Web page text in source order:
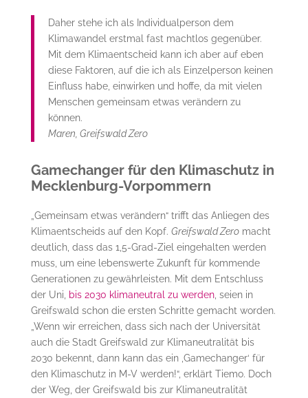
Daher stehe ich als Individualperson dem
Klimawandel erstmal fast machtlos gegenüber.
Mit dem Klimaentscheid kann ich aber auf eben
diese Faktoren, auf die ich als Einzelperson keinen
Einfluss habe, einwirken und hoffe, da mit vielen
Menschen gemeinsam etwas verändern zu
können.
Maren, Greifswald Zero
Gamechanger für den Klimaschutz in
Mecklenburg-Vorpommern
„Gemeinsam etwas verändern“ trifft das Anliegen des
Klimaentscheids auf den Kopf. Greifswald Zeromacht
deutlich, dass das 1,5-Grad-Ziel eingehalten werden
muss, um eine lebenswerte Zukunft für kommende
Generationen zu gewährleisten. Mit dem Entschluss
der Uni,
bis 2030 klimaneutral zu werden, seien in
Greifswald schon die ersten Schritte gemacht worden.
„Wenn wir erreichen, dass sich nach der Universität
auch die Stadt Greifswald zur Klimaneutralität bis
2030 bekennt, dann kann das ein ‚Gamechanger‘ für
den Klimaschutz in M-V werden!“, erklärt Tiemo. Doch
der Weg, der Greifswald bis zur Klimaneutralität